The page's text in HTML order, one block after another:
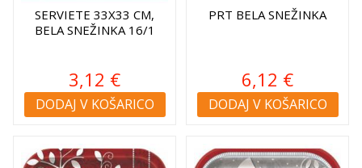
SERVIETE 33X33 CM,
BELA SNEŽINKA 16/1
3,12 €
DODAJ V KOŠARICO
PRT BELA SNEŽINKA
6,12 €
DODAJ V KOŠARICO